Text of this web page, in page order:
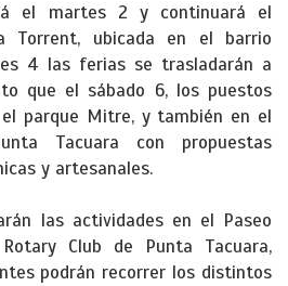
el martes 2 y continuará el
Torrent, ubicada en el barrio
4 las ferias se trasladarán a
que el sábado 6, los puestos
parque Mitre, y también en el
Tacuara con propuestas
y artesanales.
las actividades en el Paseo
Club de Punta Tacuara,
podrán recorrer los distintos